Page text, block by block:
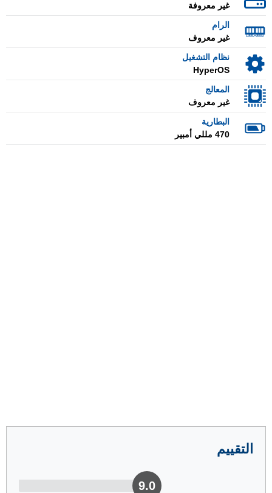
غير معروفة
الرام
غير معروف
نظام التشغيل
HyperOS
المعالج
غير معروف
البطارية
470 مللي أمبير
التقييم
9.0